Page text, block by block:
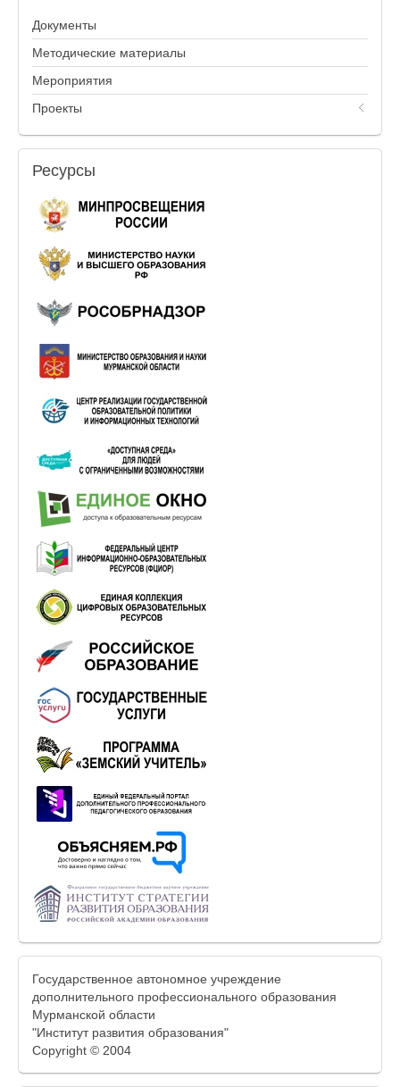
Документы
Методические материалы
Мероприятия
Проекты
Ресурсы
Государственное автономное учреждение
дополнительного профессионального образования
Мурманской области
"Институт развития образования"
Copyright © 2004